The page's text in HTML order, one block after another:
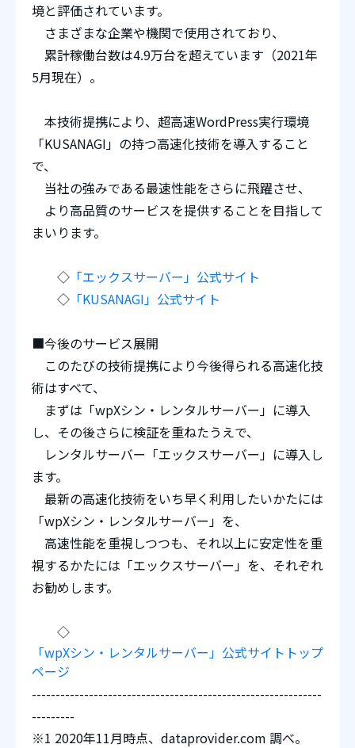
境と評価されています。
さまざまな企業や機関で使用されており、
累計稼働台数は4.9万台を超えています（2021年
5月現在）。
本技術提携により、超高速WordPress実行環境
「KUSANAGI」の持つ高速化技術を導入すること
で、
当社の強みである最速性能をさらに飛躍させ、
より高品質のサービスを提供することを目指して
まいります。
◇ 「エックスサーバー」公式サイト
◇ 「KUSANAGI」公式サイト
■今後のサービス展開
このたびの技術提携により今後得られる高速化技
術はすべて、
まずは「wpXシン・レンタルサーバー」に導入
し、その後さらに検証を重ねたうえで、
レンタルサーバー「エックスサーバー」に導入し
ます。
最新の高速化技術をいち早く利用したいかたには
「wpXシン・レンタルサーバー」を、
高速性能を重視しつつも、それ以上に安定性を重
視するかたには「エックスサーバー」を、それぞれ
お勧めします。
◇
「wpXシン・レンタルサーバー」公式サイトトップ
ページ
-------------------------------------------------------------
---------
※1 2020年11月時点、dataprovider.com 調べ。